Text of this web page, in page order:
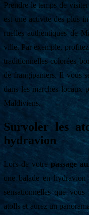
Prendre le temps de
est une activité des plus
ruelles authentiques de
ville. Par exemple,
traditionnelles colorées
de frangipaniers. Il vous
dans les marchés locaux
Maldiviens.
Survoler les
hydravion
Lors de votre passage
une balade en
sensationnelles que
atolls et aurez un